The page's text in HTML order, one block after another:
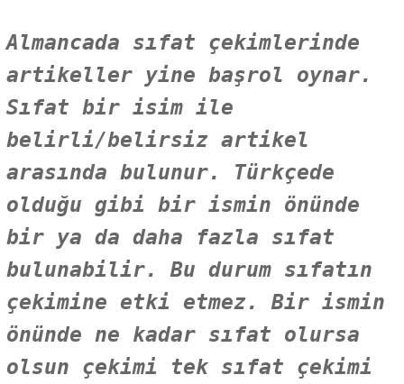
Almancada sıfat çekimlerinde
artikeller yine başrol oynar.
Sıfat bir isim ile
belirli/belirsiz artikel
arasında bulunur. Türkçede
olduğu gibi bir ismin önünde
bir ya da daha fazla sıfat
bulunabilir. Bu durum sıfatın
çekimine etki etmez. Bir ismin
önünde ne kadar sıfat olursa
olsun çekimi tek sıfat çekimi